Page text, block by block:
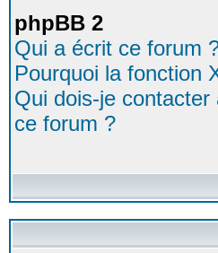
phpBB 2
Qui a écrit ce forum
Pourquoi la fonction
Qui dois-je
ce forum ?